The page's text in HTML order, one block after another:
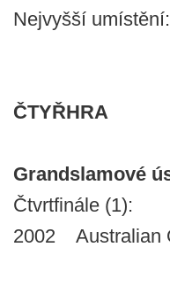
Nejvyšší
ČTYŘHRA
Grandslamové
Čtvrtfinále (1):
2002 Australian